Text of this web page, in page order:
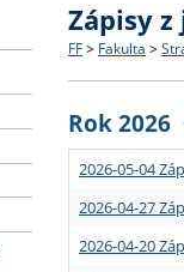
Struktura
Strategie
Podpora
Co
Učitelské
Rigorózní
O vědě a
Granty a
Aktuální
Zápisy
FF > Fakulta >
Rok 2026
2026-05-04
2026-04-27
2026-04-20